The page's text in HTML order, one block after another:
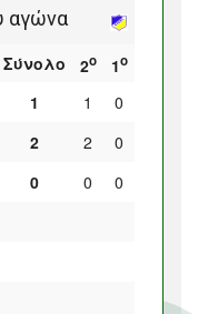
αγώνα
Σύνολο 2ο 1ο
1 1
0
2 2
0
0 0
0